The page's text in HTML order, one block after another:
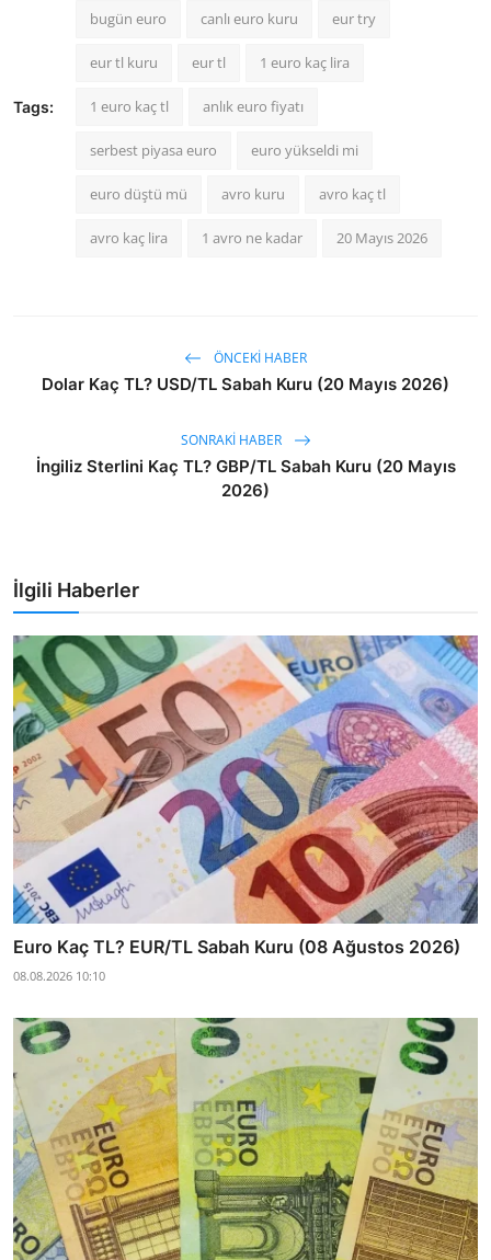
Tags:
bugün euro canlı euro kuru eur try
eur tl kuru eur tl 1 euro kaç lira
1 euro kaç tl anlık euro fiyatı
serbest piyasa euro euro yükseldi mi
euro düştü mü avro kuru avro kaç tl
avro kaç lira 1 avro ne kadar 20 Mayıs 2026
ÖNCEKI HABER
Dolar Kaç TL? USD/TL Sabah Kuru (20 Mayıs 2026)
SONRAKI HABER
İngiliz Sterlini Kaç TL? GBP/TL Sabah Kuru (20 Mayıs
2026)
İlgili Haberler
Euro Kaç TL? EUR/TL Sabah Kuru (08 Ağustos 2026)
08.08.2026 10:10